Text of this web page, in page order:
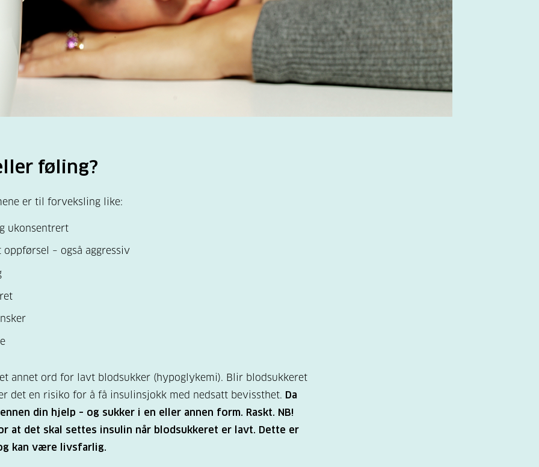
føling?
er til forveksling like:
ukonsentrert
oppførsel – også aggressiv
annet ord for lavt blodsukker (hypoglykemi). Blir blodsukkeret
det en risiko for å få insulinsjokk med nedsatt bevissthet. Da
din hjelp – og sukker i en eller annen form. Raskt. NB!
at det skal settes insulin når blodsukkeret er lavt. Dette er
kan være livsfarlig.